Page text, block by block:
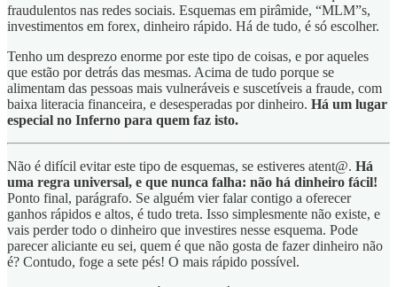
fraudulentos nas redes sociais. Esquemas em pirâmide, “MLM”s,
investimentos em forex, dinheiro rápido. Há de tudo, é só escolher.
Tenho um desprezo enorme por este tipo de coisas, e por aqueles
que estão por detrás das mesmas. Acima de tudo porque se
alimentam das pessoas mais vulneráveis e suscetíveis a fraude, com
baixa literacia financeira, e desesperadas por dinheiro. Há um lugar
especial no Inferno para quem faz isto.
Não é difícil evitar este tipo de esquemas, se estiveres atent@. Há
uma regra universal, e que nunca falha: não há dinheiro fácil!
Ponto final, parágrafo. Se alguém vier falar contigo a oferecer
ganhos rápidos e altos, é tudo treta. Isso simplesmente não existe, e
vais perder todo o dinheiro que investires nesse esquema. Pode
parecer aliciante eu sei, quem é que não gosta de fazer dinheiro não
é? Contudo, foge a sete pés! O mais rápido possível.